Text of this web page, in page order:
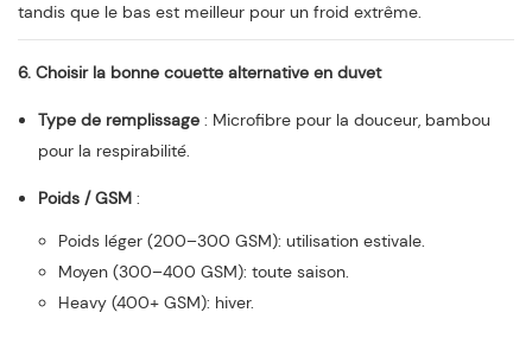
tandis que le bas est meilleur pour un froid extrême.
6. Choisir la bonne couette alternative en duvet
Type de remplissage : Microfibre pour la douceur, bambou
pour la respirabilité.
Poids / GSM :
Poids léger (200–300 GSM): utilisation estivale.
Moyen (300–400 GSM): toute saison.
Heavy (400+ GSM): hiver.